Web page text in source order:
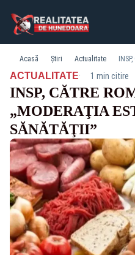
Acasă Știri Actualitate
ACTUALITATE· 1 min citire
INSP, CĂTRE
„MODERAŢIA
SĂNĂTĂŢII”